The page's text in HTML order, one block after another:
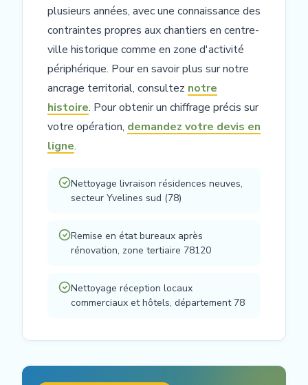
plusieurs années, avec une connaissance des
contraintes propres aux chantiers en centre-
ville historique comme en zone d'activité
périphérique. Pour en savoir plus sur notre
ancrage territorial, consultez notre
histoire. Pour obtenir un chiffrage précis sur
votre opération, demandez votre devis en
ligne.
Nettoyage livraison résidences neuves,
secteur Yvelines sud (78)
Remise en état bureaux après
rénovation, zone tertiaire 78120
Nettoyage réception locaux
commerciaux et hôtels, département 78